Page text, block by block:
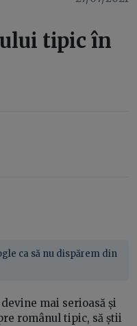
tipic în
ca să nu dispărem din
mai serioasă și
românul tipic, să știi